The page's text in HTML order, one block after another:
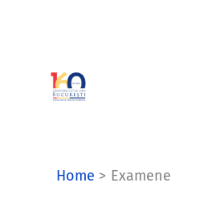
Home Examene